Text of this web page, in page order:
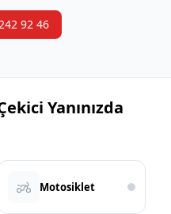
92 46
Yanınızda
Motosiklet